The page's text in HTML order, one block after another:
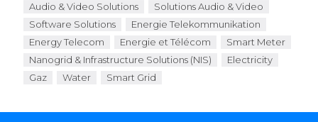
Audio & Video Solutions
Solutions Audio & Video
Software Solutions
Energie Telekommunikation
Energy Telecom
Energie et Télécom
Smart Meter
Nanogrid & Infrastructure Solutions (NIS)
Electricity
Gaz
Water Smart Grid